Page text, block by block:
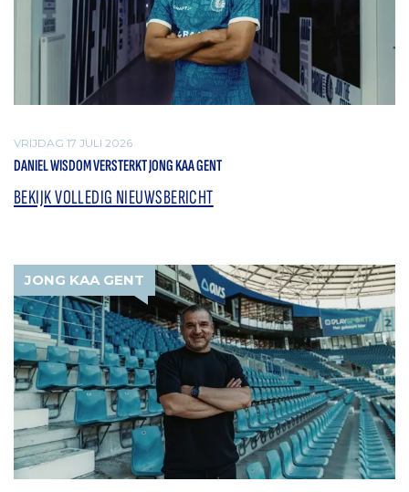
VRIJDAG 17 JULI 2026
DANIEL WISDOM VERSTERKT JONG KAA GENT
BEKIJK VOLLEDIG NIEUWSBERICHT
JONG KAA GENT